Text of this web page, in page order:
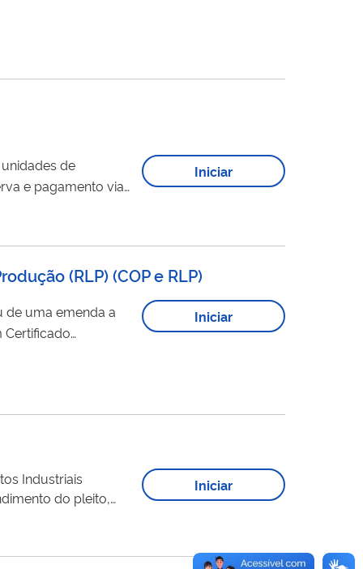
de
e pagamento via
Iniciar
(RLP) (COP e RLP)
de uma emenda a
Certificado
Iniciar
Industriais
para produtos
Iniciar